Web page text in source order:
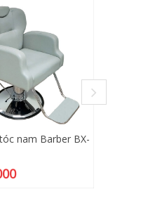
nam Barber BX-